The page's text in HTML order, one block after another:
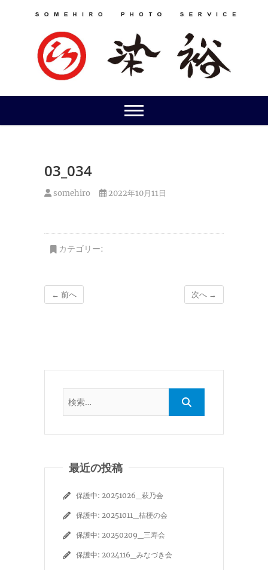
03_034
somehiro 2022年10月11日
カテゴリー:
← 前へ 次へ →
最近の投稿
保護中: 20251026_萩乃会
保護中: 20251011_桔梗の会
保護中: 20250209_三寿会
保護中: 2024116_みなづき会